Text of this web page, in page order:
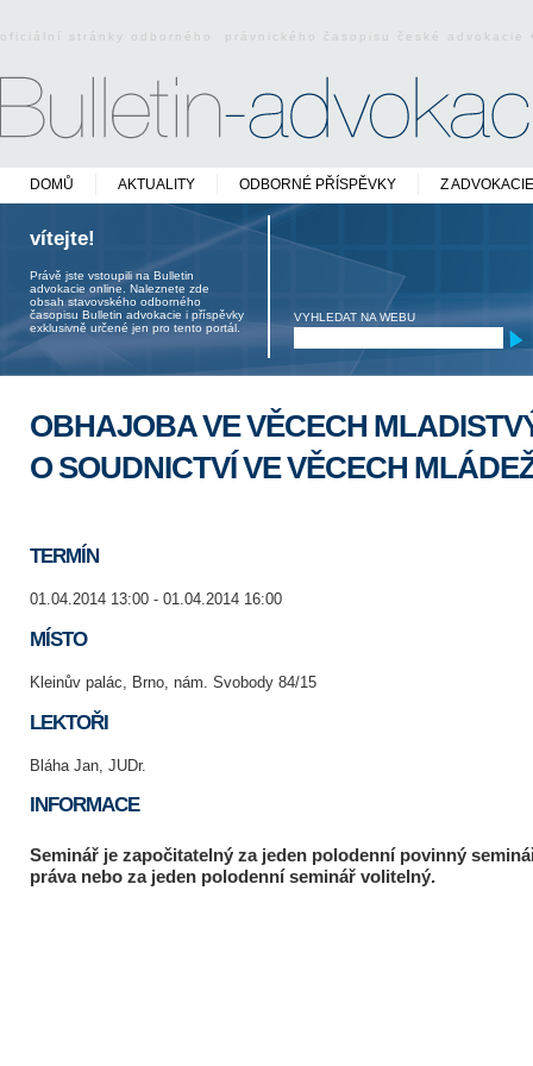
oficiální stránky odborného právnického časopisu české
DOMŮ AKTUALITY ODBORNÉ PŘÍSPĚVKY Z ADVOKACIE
vítejte!
Právě jste vstoupili na Bulletin
advokacie online. Naleznete zde
obsah stavovského odborného
časopisu Bulletin advokacie i příspěvky
exklusivně určené jen pro tento portál.
VYHLEDAT NA WEBU
OBHAJOBA VE VĚCECH
O SOUDNICTVÍ VE VĚCECH
TERMÍN
01.04.2014 13:00 - 01.04.2014 16:00
MÍSTO
Kleinův palác, Brno, nám. Svobody 84/15
LEKTOŘI
Bláha Jan, JUDr.
INFORMACE
Seminář je započitatelný za jeden polodenní povinný
práva nebo za jeden polodenní seminář volitelný.